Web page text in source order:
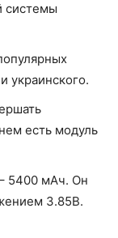
системы
украинского.
есть модуль
5400 мАч. Он
3.85В.